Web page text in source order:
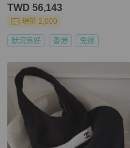
TWD 56,143
現折 2,000
狀況良好 香港 免運